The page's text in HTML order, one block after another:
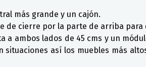
más grande y un cajón.
cierre por la parte de arriba para
ambos lados de 45 cms y un
situaciones así los muebles más